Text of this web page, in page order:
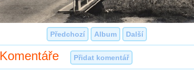
Předchozí Album Další
Komentáře Přidat komentář